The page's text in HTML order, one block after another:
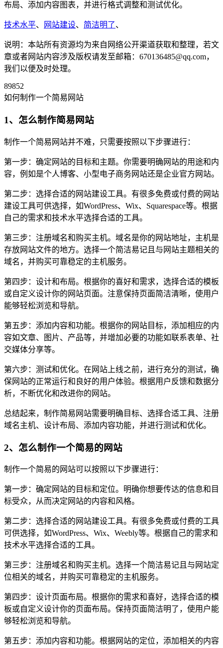
布局、添加内容图表，并进行格式调整和测试优化。
技术水平、 网站建设、 简洁明了、
说明：本站所有资源均为来自网络公开渠道获取和整理，若文
章或者网站内容涉及版权请发至邮箱：670136485@qq.com，
我们以便及时处理。
89852
如何制作一个简易网站
1、怎么制作简易网站
制作一个简易网站并不难，只需要按照以下步骤进行：
第一步：确定网站的目标和主题。你需要明确网站的用途和内
容，例如是个人博客、小型电子商务网站还是企业官方网站。
第二步：选择合适的网站建设工具。有很多免费或付费的网站
建设工具可供选择，如WordPress、Wix、Squarespace等。根据
自己的需求和技术水平选择合适的工具。
第三步：注册域名和购买主机。域名是你的网站地址，主机是
存放网站文件的地方。选择一个简洁易记且与网站主题相关的
域名，并购买可靠稳定的主机服务。
第四步：设计和布局。根据你的喜好和需求，选择合适的模板
或自定义设计你的网站页面。注意保持页面简洁清晰，使用户
能够轻松浏览和导航。
第五步：添加内容和功能。根据你的网站目标，添加相应的内
容如文章、图片、产品等，并增加必要的功能如联系表单、社
交媒体分享等。
第六步：测试和优化。在网站上线之前，进行充分的测试，确
保网站的正常运行和良好的用户体验。根据用户反馈和数据分
析，不断优化和改进你的网站。
总结起来，制作简易网站需要明确目标、选择合适工具、注册
域名主机、设计布局、添加内容功能，并进行测试和优化。
2、怎么制作一个简易的网站
制作一个简易的网站可以按照以下步骤进行：
第一步：确定网站的目标和定位。明确你想要传达的信息和目
标受众，从而决定网站的内容和风格。
第二步：选择合适的网站建设工具。有很多免费或付费的工具
可供选择，如WordPress、Wix、Weebly等。根据自己的需求和
技术水平选择合适的工具。
第三步：注册域名和购买主机。选择一个简洁易记且与网站定
位相关的域名，并购买可靠稳定的主机服务。
第四步：设计页面布局。根据你的需求和喜好，选择合适的模
板或自定义设计你的页面布局。保持页面简洁明了，使用户能
够轻松浏览和导航。
第五步：添加内容和功能。根据网站的定位，添加相关的内容